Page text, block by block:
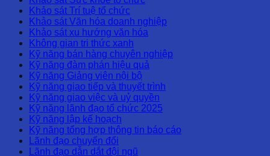
Khảo sát Trí tuệ tổ chức
Khảo sát Văn hóa doanh nghiệp
Khảo sát xu hướng văn hóa
Không gian tri thức xanh
Kỹ năng bán hàng chuyên nghiệp
Kỹ năng đàm phán hiệu quả
Kỹ năng Giảng viên nội bộ
Kỹ năng giao tiếp và thuyết trình
Kỹ năng giao việc và uỷ quyền
Kỹ năng lãnh đạo tổ chức 2025
Kỹ năng lập kế hoạch
Kỹ năng tổng hợp thông tin báo cáo
Lãnh đạo chuyển đổi
Lãnh đạo dẫn dắt đội ngũ